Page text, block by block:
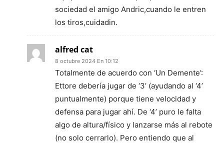
sociedad el amigo Andric,cuando le entren
los tiros,cuidadin.
alfred cat
8 octubre 2024 En 10:12
Totalmente de acuerdo con ‘Un Demente’:
Ettore debería jugar de ‘3’ (ayudando al ‘4’
puntualmente) porque tiene velocidad y
defensa para jugar ahí. De ‘4’ puro le falta
algo de altura/físico y lanzarse más al rebote
(no solo cerrarlo). Pero entiendo que al